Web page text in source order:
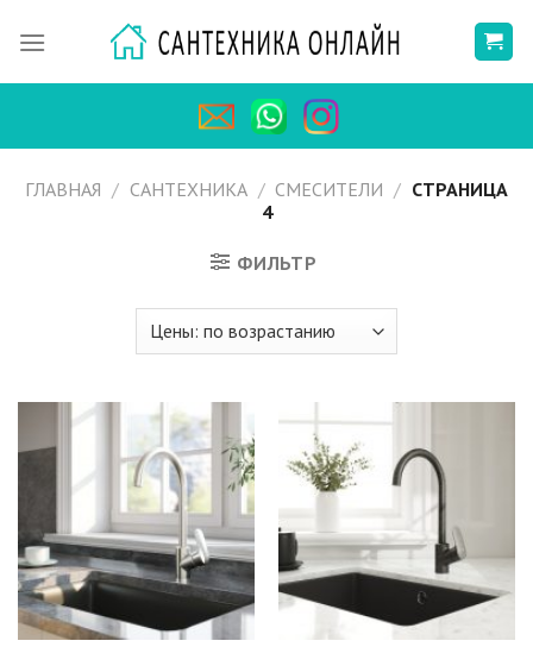
ГЛАВНАЯ / САНТЕХНИКА / СМЕСИТЕЛИ / СТРАНИЦА
4
ФИЛЬТР